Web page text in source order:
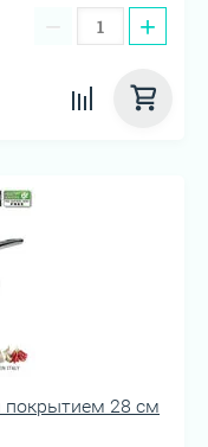
− +
покрытием 28 см